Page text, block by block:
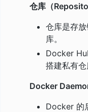
仓库（
仓库是存
库。
Docker
搭建私有仓
Docker
Docker 的